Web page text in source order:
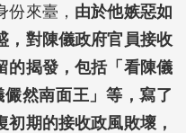
來臺， 由於他嫉惡如
，對陳儀政府官員接收
的揭發，包括「看陳儀
然南面王」等，寫了
期的接收政風敗壞，